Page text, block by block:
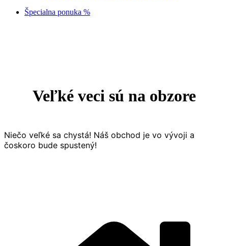
Špecialna ponuka %
Veľké veci sú na obzore
Niečo veľké sa chystá! Náš obchod je vo vývoji a
čoskoro bude spustený!